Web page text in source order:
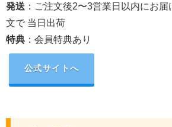
発送 ：
ご注文後2〜3営業日以内にお
文で 当日出荷
特典 ：会員特典あり
公式サイトへ